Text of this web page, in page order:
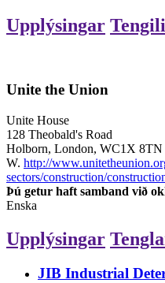
Upplýsingar
Unite the Union
Unite House
128 Theobald's Road
Holborn, London, WC1X 8TN
W. http://
sectors/construction/
Þú getur haft samband við
Enska
Upplýsingar
JIB Industrial